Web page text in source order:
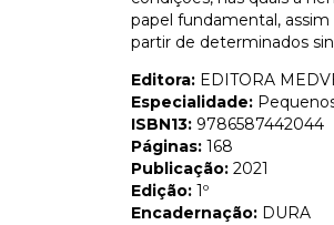
papel fundamental,
partir de determinados
Editora: EDITORA
Especialidade:
ISBN13: 9786587442044
Páginas: 168
Publicação: 2021
Edição: 1º
Encadernação: DURA